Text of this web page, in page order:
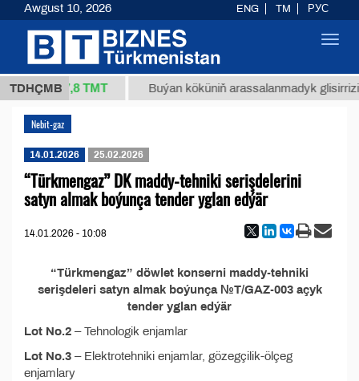
TDHÇMB
1 (kg.) 37,8 ТМТ Buýan köküniň arassalanmadyk
Nebit-gaz
14.01.2026 25.02.2026
“Türkmengaz” DK maddy-tehniki serişdelerini
satyn almak boýunça tender yglan edýär
14.01.2026 - 10:08
“Türkmengaz” döwlet konserni maddy-tehniki
serişdeleri satyn almak boýunça №T/GAZ-003 açyk
tender yglan edýär
Lot No.2 – Tehnologik enjamlar
Lot No.3 – Elektrotehniki enjamlar, gözegçilik-ölçeg
enjamlary
Awgust 10, 2026 ENG TM РУС